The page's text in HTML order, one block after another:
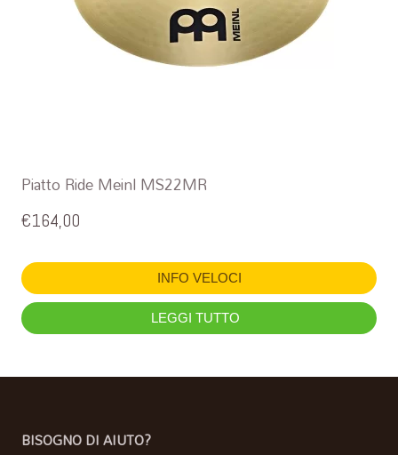
Piatto Ride Meinl MS22MR
€164,00
INFO VELOCI
LEGGI TUTTO
BISOGNO DI AIUTO?